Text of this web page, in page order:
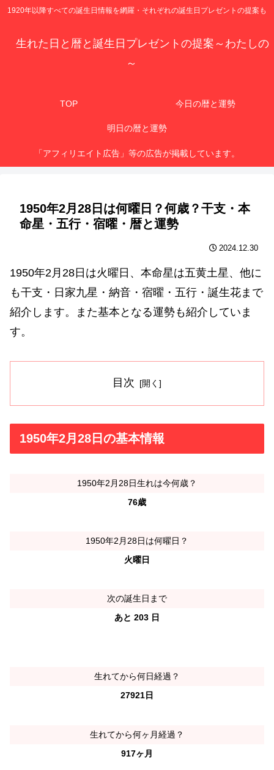
1920年以降すべての誕生日情報を網羅・それぞれの誕生日プレゼントの提案も
生れた日と暦と誕生日プレゼントの提案～わたしの
～
TOP 今日の暦と運勢
明日の暦と運勢
「アフィリエイト広告」等の広告が掲載しています。
1950年2月28日は何曜日？何歳？干支・本
命星・五行・宿曜・暦と運勢
2024.12.30
1950年2月28日は火曜日、本命星は五黄土星、他に
も干支・日家九星・納音・宿曜・五行・誕生花まで
紹介します。また基本となる運勢も紹介していま
す。
目次
1950年2月28日の基本情報
1950年2月28日生れは今何歳？
76歳
1950年2月28日は何曜日？
火曜日
次の誕生日まで
あと 203 日
生れてから何日経過？
27921日
生れてから何ヶ月経過？
917ヶ月